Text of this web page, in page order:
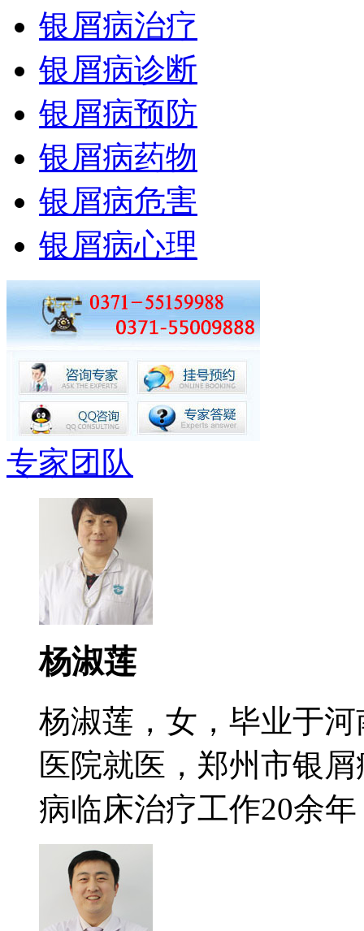
银屑病治疗
银屑病诊断
银屑病预防
银屑病药物
银屑病危害
银屑病心理
专家团队
杨淑莲
杨淑莲，女，毕业于
医院就医，郑州市银
病临床治疗工作20余